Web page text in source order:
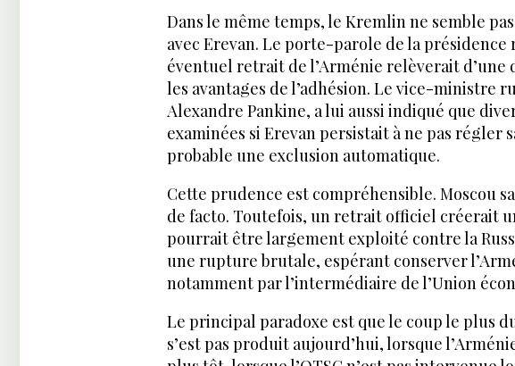
Dans le même temps, le Kremlin ne semble
avec Erevan. Le porte-parole de la présidence
éventuel retrait de l’Arménie relèverait
les avantages de l’adhésion. Le vice-ministre
Alexandre Pankine, a lui aussi indiqué que
examinées si Erevan persistait à ne pas
probable une exclusion automatique.
Cette prudence est compréhensible. Moscou
de facto. Toutefois, un retrait officiel créerait
pourrait être largement exploité contre la
une rupture brutale, espérant conserver
notamment par l’intermédiaire de l’Union
Le principal paradoxe est que le coup le plus
s’est pas produit aujourd’hui, lorsque